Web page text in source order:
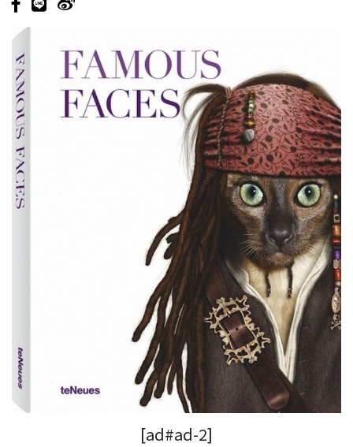
[ad#ad-2]